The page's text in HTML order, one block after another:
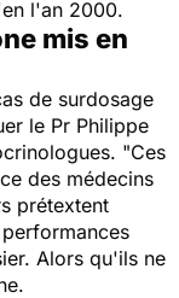
l'an 2000.
mis en
de surdosage
le Pr Philippe
"Ces
des médecins
prétextent
Alors qu'ils ne